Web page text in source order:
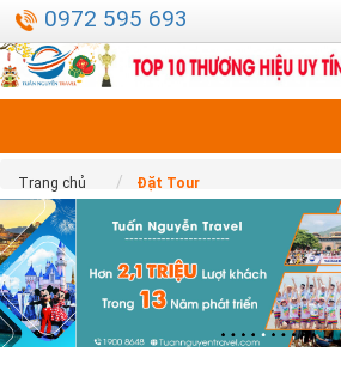
0972 595 693
Trang chủ Đặt Tour